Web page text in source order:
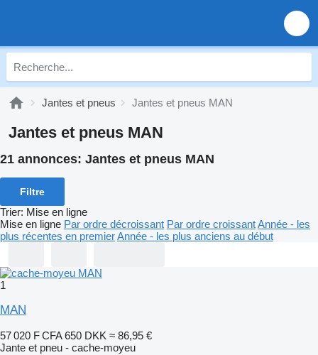
Jantes et pneus Jantes et pneus MAN
Jantes et pneus MAN
21 annonces: Jantes et pneus MAN
Filtre
Trier: Mise en ligne
Mise en ligne Par ordre décroissant Par ordre croissantAnnée - les
plus récentes en premierAnnée - les plus anciens au début
1
MAN
57 020 F CFA 650 DKK ≈ 86,95 €
Jante et pneu - cache-moyeu